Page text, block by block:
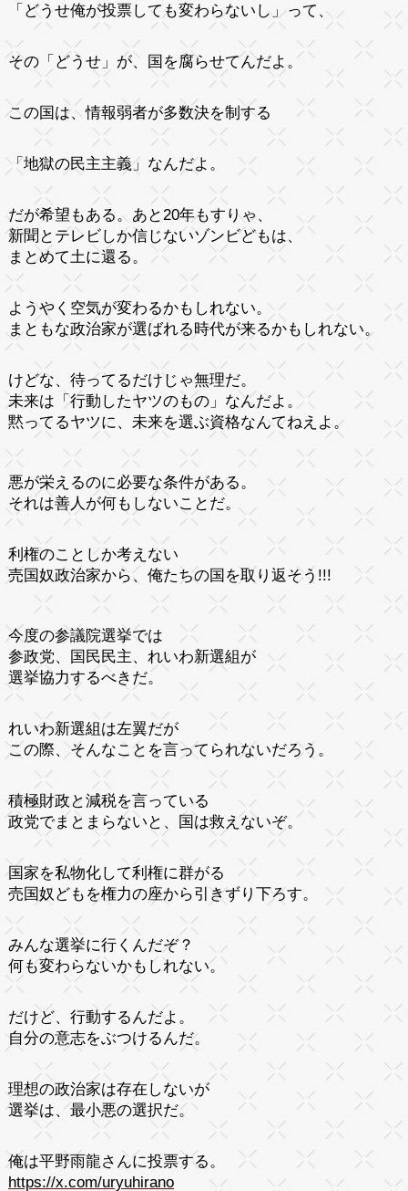
「どうせ俺が投票しても変わらないし」って、
その「どうせ」が、国を腐らせてんだよ。
この国は、情報弱者が多数決を制する
「地獄の民主主義」なんだよ。
だが希望もある。あと20年もすりゃ、
新聞とテレビしか信じないゾンビどもは、
まとめて土に還る。
ようやく空気が変わるかもしれない。
まともな政治家が選ばれる時代が来るかもしれない。
けどな、待ってるだけじゃ無理だ。
未来は「行動したヤツのもの」なんだよ。
黙ってるヤツに、未来を選ぶ資格なんてねえよ。
悪が栄えるのに必要な条件がある。
それは善人が何もしないことだ。
利権のことしか考えない
売国奴政治家から、俺たちの国を取り返そう!!!
今度の参議院選挙では
参政党、国民民主、れいわ新選組が
選挙協力するべきだ。
れいわ新選組は左翼だが
この際、そんなことを言ってられないだろう。
積極財政と減税を言っている
政党でまとまらないと、国は救えないぞ。
国家を私物化して利権に群がる
売国奴どもを権力の座から引きずり下ろす。
みんな選挙に行くんだぞ？
何も変わらないかもしれない。
だけど、行動するんだよ。
自分の意志をぶつけるんだ。
理想の政治家は存在しないが
選挙は、最小悪の選択だ。
俺は平野雨龍さんに投票する。
https://x.com/uryuhirano